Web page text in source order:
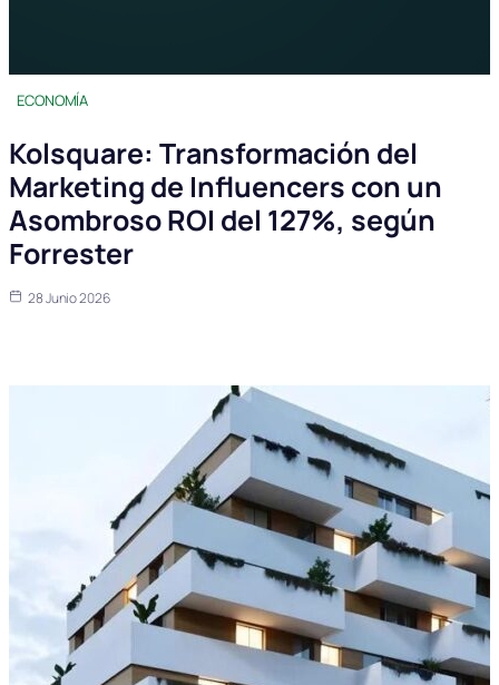
ECONOMÍA
Kolsquare: Transformación del
Marketing de Influencers con un
Asombroso ROI del 127%, según
Forrester
28 Junio 2026